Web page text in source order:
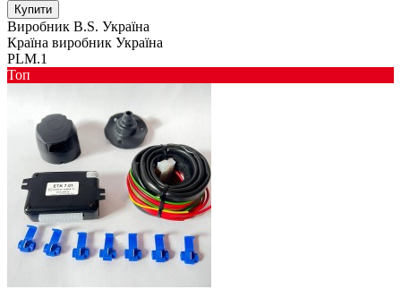
Купити
Виробник B.S. Україна
Країна виробник Україна
PLM.1
Toп